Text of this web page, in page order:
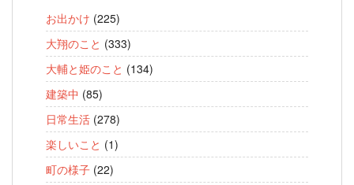
お出かけ (225)
大翔のこと (333)
大輔と姫のこと (134)
建築中 (85)
日常生活 (278)
楽しいこと (1)
町の様子 (22)